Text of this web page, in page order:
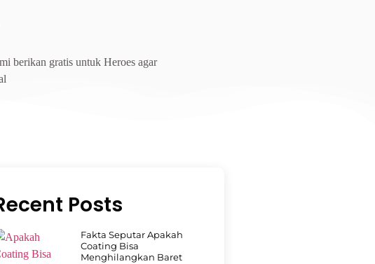
berikan gratis untuk Heroes agar
Posts
Fakta Seputar Apakah
Coating Bisa
Menghilangkan Baret